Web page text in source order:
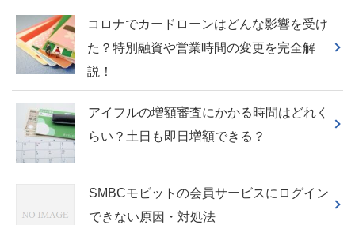
コロナでカードローンはどんな影響を受け
た？特別融資や営業時間の変更を完全解
説！
アイフルの増額審査にかかる時間はどれく
らい？土日も即日増額できる？
SMBCモビットの会員サービスにログイン
できない原因・対処法